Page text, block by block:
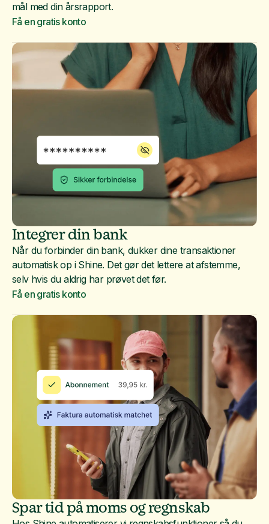
mål med din årsrapport.
Få en gratis konto
Integrer din bank
Når du forbinder din bank, dukker dine transaktioner
automatisk op i Shine. Det gør det lettere at afstemme,
selv hvis du aldrig har prøvet det før.
Få en gratis konto
Spar tid på moms og regnskab